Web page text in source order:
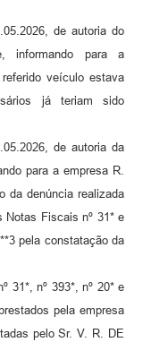
de autoria do
informando para a
veículo estava
já teriam sido
de autoria da
para a empresa R.
da denúncia realizada
Notas Fiscais nº 31* e
pela constatação da
31*, nº 393*, nº 20* e
pela empresa
pelo Sr. V. R. DE